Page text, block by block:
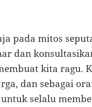
pada mitos
dan
kita ragu.
dan sebagai
selalu